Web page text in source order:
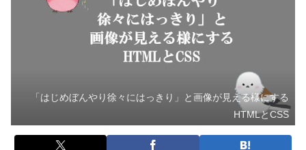
「はじめぼんやり徐々にはっきり」と画像が見える様にする
HTMLとCSS